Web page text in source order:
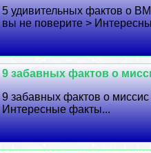
5 удивительных фактов о
вы не поверите >
9 забавных фактов о
9 забавных фактов о миссис
Интересные факты...